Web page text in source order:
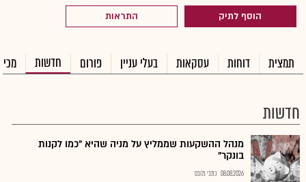
הוסף לתיק התראות
תמצית דוחות עסקאות בעלי עניין פורום חדשות
חדשות
מנהל ההשקעות שממליץ על מניה שהיא "כמו לקנות
בונקר"
08.08.2026 כתבי גלובס